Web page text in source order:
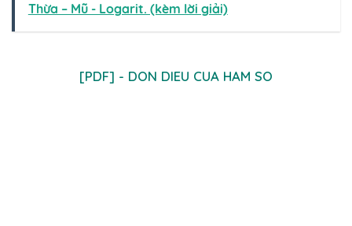
Thừa – Mũ - Logarit. (kèm lời giải)
[PDF] - DON DIEU CUA HAM SO